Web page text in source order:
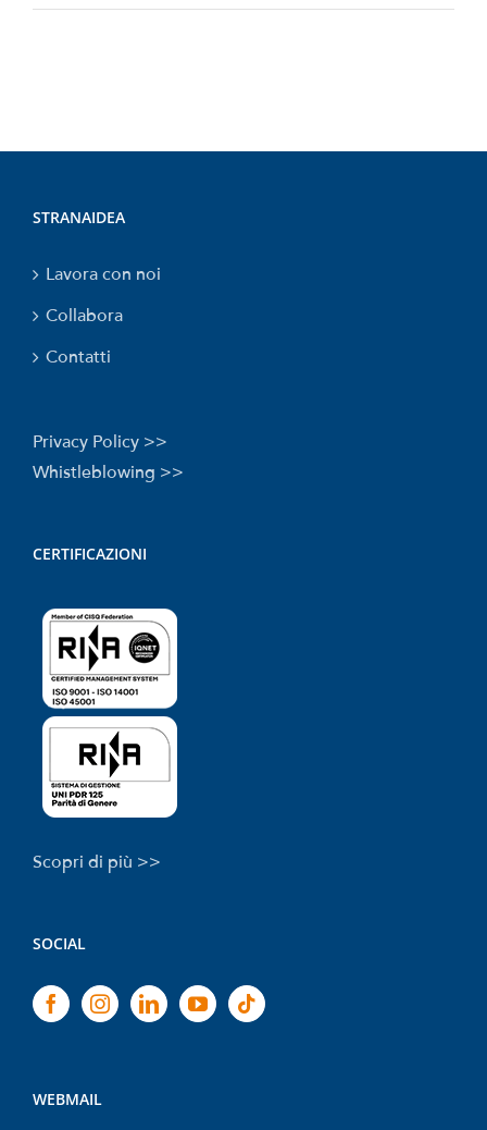
STRANAIDEA
Lavora con noi
Collabora
Contatti
Privacy Policy >>
Whistleblowing >>
CERTIFICAZIONI
Scopri di più >>
SOCIAL
WEBMAIL